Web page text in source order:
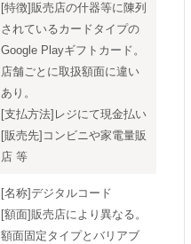
[特徴]販売店の什器等に陳列
されているカードタイプの
Google Playギフトカード。
店舗ごとに取扱額面に違い
あり。
[支払方法]レジにて現金払い
[販売先]コンビニや家電量販
店 等
[名称]デジタルコード
[額面]販売店により異なる。
額面固定タイプとバリアブ